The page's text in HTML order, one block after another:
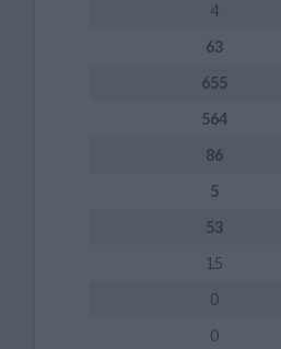
4
63
655
564
86
5
53
15
0
0